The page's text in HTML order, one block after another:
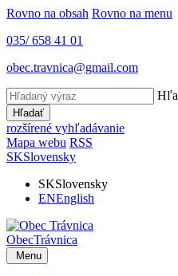
Rovno na obsah Rovno na menu
035/ 658 41 01
obec.travnica@gmail.com
Hľadať
rozšírené vyhľadávanie
Mapa webu RSS
SKSlovensky
SKSlovensky
ENEnglish
ObecTrávnica
Menu